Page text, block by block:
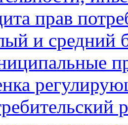
прав
и средний